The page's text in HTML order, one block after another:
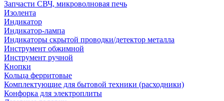
Запчасти СВЧ, микроволновая печь
Изолента
Индикатор
Индикатор-лампа
Индикаторы скрытой проводки/детектор металла
Инструмент обжимной
Инструмент ручной
Кнопки
Кольца ферритовые
Комплектующие для бытовой техники (расходники)
Конфорка для электроплиты